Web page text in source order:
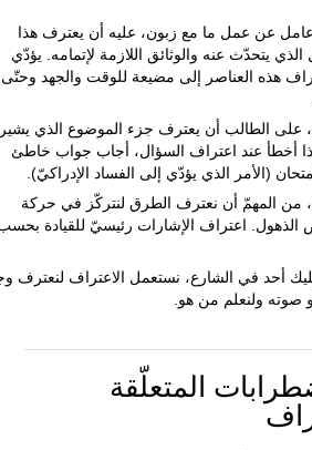
عن عمل ما مع زبون، عليه أن يعترف هذا
الذي يتحدّث عنه والوثائق اللازمة لإتمامه. يؤدّي
هذه العناصر إلى مضيعة للوقت والجهد وحتّى
على الطالب أن يعترف جزء الموضوع الذي يشير
أخطأ عند اعتراف السؤال، أجاب جواب خاطئ
(الأمر الذي يؤدّي إلى الفساد الإدراكيّ).
من المهمّ أن نعترف الطرق لنتركّز في حركة
الذهول. اعتراف الإشارات رئيسيّ للقيادة
أحد في الشارع، نستعمل الاعتراف لنعترف
صوته ولنعلم من هو.
المتعلّقة